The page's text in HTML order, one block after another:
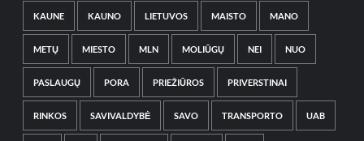
KAUNE KAUNO LIETUVOS MAISTO MANO
METŲ MIESTO MLN MOLIŪGŲ NEI NUO
PASLAUGŲ PORA PRIEŽIŪROS PRIVERSTINAI
RINKOS SAVIVALDYBĖ SAVO TRANSPORTO UAB